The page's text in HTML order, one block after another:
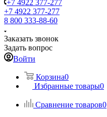
+7 4922 377-277
+7 4922 377-277
8 800 333-88-60
Заказать звонок
Задать вопрос
Войти
Корзина0
Избранные товары0
Сравнение товаров0